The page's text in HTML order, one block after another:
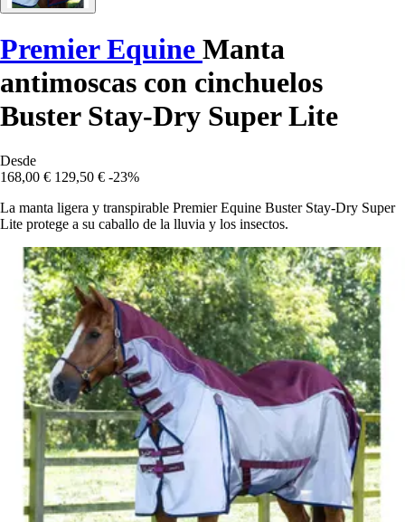
Premier Equine Manta
antimoscas con cinchuelos
Buster Stay-Dry Super Lite
Desde
168,00 € 129,50 € -23%
La manta ligera y transpirable Premier Equine Buster Stay-Dry Super
Lite protege a su caballo de la lluvia y los insectos.